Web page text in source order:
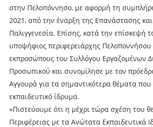
στην Πελοπόννησο, με αφορμή τη
2021, από την έναρξη της Επανάστασης
Παλιγγενεσία. Επίσης, κατά την επίσκεψή
υποψήφιος περιφερειάρχης
εκπροσώπους του Συλλόγου Εργαζομένων
Προσωπικού και συνομίλησε με τον
Αγγουρά για τα σημαντικότερα θέματα που
εκπαιδευτικό ίδρυμα.
«Πιστεύουμε ότι η μέχρι τώρα σχέση του
Περιφέρειας με τα Ανώτατα Εκπαιδευτικά